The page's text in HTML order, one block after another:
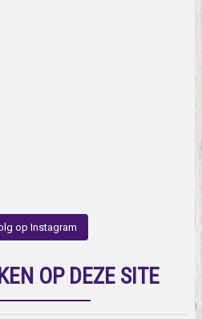
op Instagram
OP DEZE SITE